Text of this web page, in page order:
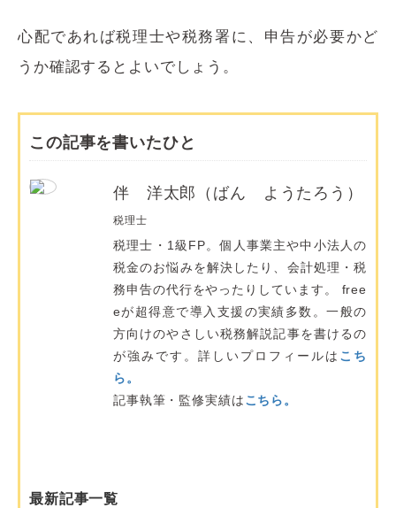
心配であれば税理士や税務署に、申告が必要かど
うか確認するとよいでしょう。
この記事を書いたひと
伴 洋太郎（ばん ようたろう）
税理士
税理士・1級FP。個人事業主や中小法人の
税金のお悩みを解決したり、会計処理・税
務申告の代行をやったりしています。 free
eが超得意で導入支援の実績多数。一般の
方向けのやさしい税務解説記事を書けるの
が強みです。詳しいプロフィールは こち
ら。
記事執筆・監修実績はこちら。
最新記事一覧